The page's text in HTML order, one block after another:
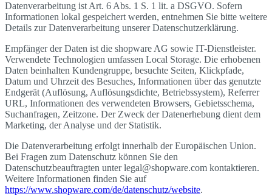
Datenverarbeitung ist Art. 6 Abs. 1 S. 1 lit. a DSGVO. Sofern
Informationen lokal gespeichert werden, entnehmen Sie bitte weitere
Details zur Datenverarbeitung unserer Datenschutzerklärung.
Empfänger der Daten ist die shopware AG sowie IT-Dienstleister.
Verwendete Technologien umfassen Local Storage. Die erhobenen
Daten beinhalten Kundengruppe, besuchte Seiten, Klickpfade,
Datum und Uhrzeit des Besuches, Informationen über das genutzte
Endgerät (Auflösung, Auflösungsdichte, Betriebssystem), Referrer
URL, Informationen des verwendeten Browsers, Gebietsschema,
Suchanfragen, Zeitzone. Der Zweck der Datenerhebung dient dem
Marketing, der Analyse und der Statistik.
Die Datenverarbeitung erfolgt innerhalb der Europäischen Union.
Bei Fragen zum Datenschutz können Sie den
Datenschutzbeauftragten unter legal@shopware.com kontaktieren.
Weitere Informationen finden Sie auf
https://www.shopware.com/de/datenschutz/website.